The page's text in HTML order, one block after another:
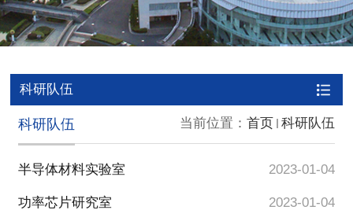
科研队伍
当前位置： 首页 科研队伍
科研队伍
半导体材料实验室 2023-01-04
功率芯片研究室 2023-01-04